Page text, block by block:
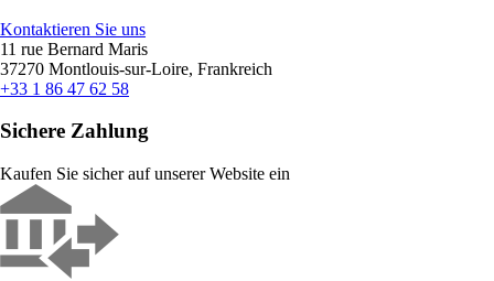
Kontaktieren Sie uns
11 rue Bernard Maris
37270 Montlouis-sur-Loire, Frankreich
+33 1 86 47 62 58
Sichere Zahlung
Kaufen Sie sicher auf unserer Website ein